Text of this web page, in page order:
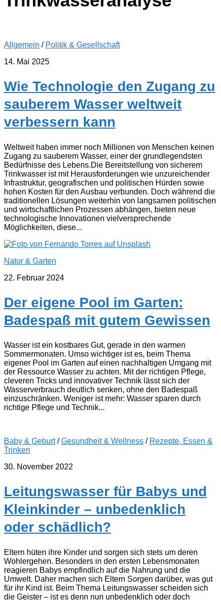
Allgemein / Politik & Gesellschaft
14. Mai 2025
Wie Technologie den Zugang zu
sauberem Wasser weltweit
verbessern kann
Weltweit haben immer noch Millionen von Menschen keinen
Zugang zu sauberem Wasser, einer der grundlegendsten
Bedürfnisse des Lebens.Die Bereitstellung von sicherem
Trinkwasser ist mit Herausforderungen wie unzureichender
Infrastruktur, geografischen und politischen Hürden sowie
hohen Kosten für den Ausbau verbunden. Doch während die
traditionellen Lösungen weiterhin von langsamen politischen
und wirtschaftlichen Prozessen abhängen, bieten neue
technologische Innovationen vielversprechende
Möglichkeiten, diese...
Natur & Garten
22. Februar 2024
Der eigene Pool im Garten:
Badespaß mit gutem Gewissen
Wasser ist ein kostbares Gut, gerade in den warmen
Sommermonaten. Umso wichtiger ist es, beim Thema
eigener Pool im Garten auf einen nachhaltigen Umgang mit
der Ressource Wasser zu achten. Mit der richtigen Pflege,
cleveren Tricks und innovativer Technik lässt sich der
Wasserverbrauch deutlich senken, ohne den Badespaß
einzuschränken. Weniger ist mehr: Wasser sparen durch
richtige Pflege und Technik...
Baby & Geburt/Gesundheit & Wellness / Rezepte, Essen &
Trinken
30. November 2022
Leitungswasser für Babys und
Kleinkinder – unbedenklich
oder schädlich?
Eltern hüten ihre Kinder und sorgen sich stets um deren
Wohlergehen. Besonders in den ersten Lebensmonaten
reagieren Babys empfindlich auf die Nahrung und die
Umwelt. Daher machen sich Eltern Sorgen darüber, was gut
für ihr Kind ist. Beim Thema Leitungswasser scheiden sich
die Geister – ist es denn nun unbedenklich oder doch